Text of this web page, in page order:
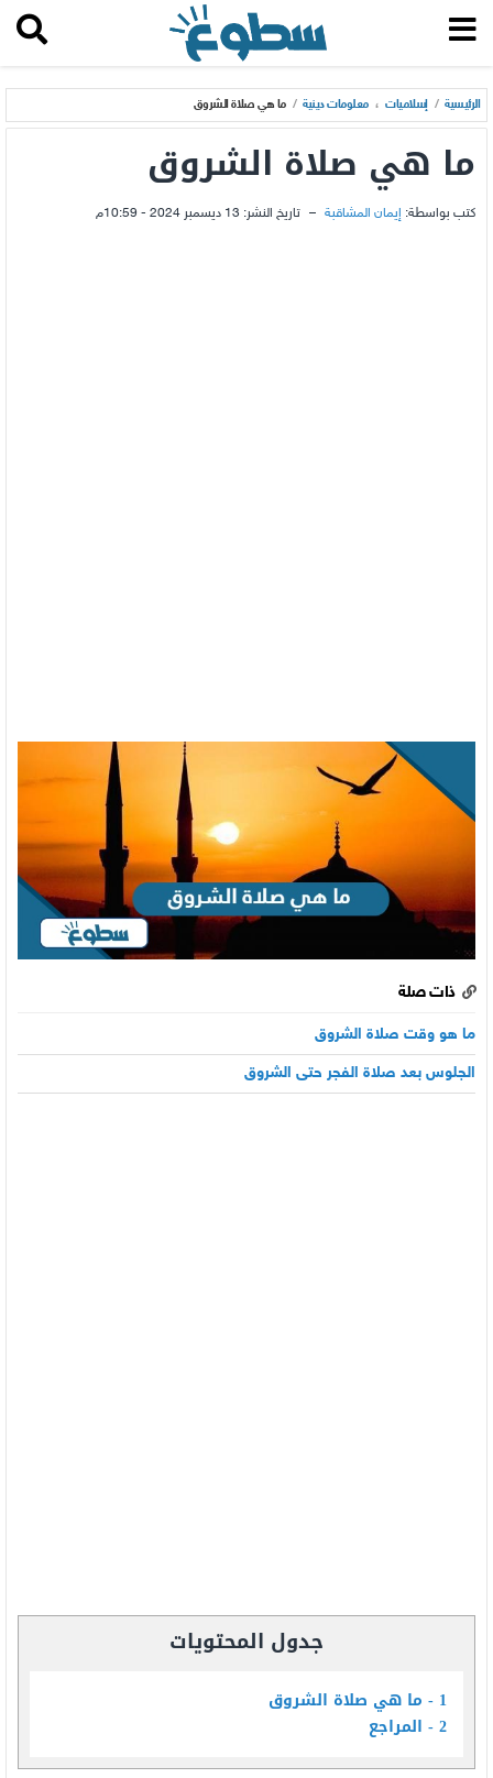
الرئيسية / إسلاميات ، معلومات دينية / ما هي صلاة الشروق
ما هي صلاة الشروق
كتب بواسطة: إيمان المشاقبة – تاريخ النشر: 13 ديسمبر 2024 - 10:59م
ذات صلة
ما هو وقت صلاة الشروق
الجلوس بعد صلاة الفجر حتى الشروق
جدول المحتويات
1
ما هي صلاة الشروق
2 المراجع